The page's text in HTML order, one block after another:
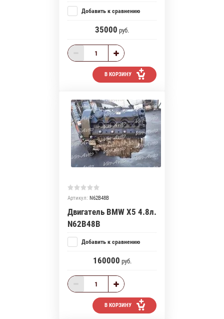
Добавить к сравнению
35000 руб.
В КОРЗИНУ
Артикул: N62B48B
Двигатель BMW X5 4.8л.
N62B48B
Добавить к сравнению
160000 руб.
В КОРЗИНУ